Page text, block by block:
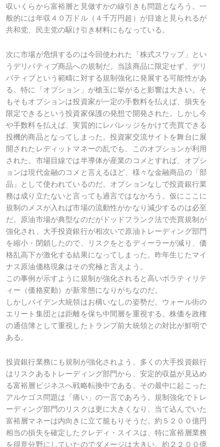
収いくらから富裕層と見做すかの線引きも問題となろう。一
般的には年収４０万ドル（４千万円超）が目途と見られるが
共和党、民主党の駆け引き材料にもなっている。
次に市場が危惧するのは今回使われた「株式スワップ」とい
うデリバティブ商品への規制だ。当該商品に限定せず、デリ
バティブという範疇に対する規制強化に発展する可能性があ
る。特に「オプション」が槍玉に挙がると影響は大きい。そ
もそもオプションは投資家が一定の手数料を払えば、損失を
限定できるという投資家保護の発想で開発された。しかし今
や手数料を払えば、実質的にレバレッジをかけて売買できる
投機的商品となってしまった。投資家交流サイトを舞台に展
開されたレディットマネーの乱でも、このオプションが利用
された。市場目線では半導体が産業のコメとすれば、オプシ
ョンは現代金融のコメと言えるほど、様々な金融商品の「部
品」として使われているのだ。オプションなしで投資銀行業
務は成り立たないと言っても過言ではなかろう。仮にここに
規制のメスが入れば市場の流動性がかなり減少するのは必至
だ。原油市場が典型なのだがドッドフランク法で売買規制が
強化され、大手投資銀行が相次いで原油トレーディング部門
を縮小・閉鎖したので、リスクをとるディーラーが減り、価
格乱高下が激化する結果になってしまった。昨年生じたマイ
ナス原油価格現象はその究極と言えよう。
この事例が示すように規制が強化されると高いボラティリテ
ィー（価格変動）が新常態になりがちなのだ。
しかしバイデン大統領はお構いなしの姿勢だ。ウォール街の
エリート集団とは距離を保ち中間層を重視する。株価を政権
の通信簿として重視したトランプ前大統領との対比が鮮明で
ある。
投資銀行業務にも規制が強化されよう。多くの大手投資銀行
はリスクあるトレーディング部門から、安定的収益が見込め
る富裕層ビジネスへ戦略転換中である。その最中に起こった
アルケゴス問題は「痛い」の一言であろう。規制強化でトレ
ーディング部門のリスクは更に大きくなり、当て込んでいた
富裕層マネーは内向きに立て籠もりそうだ。約５２００億円
相当の損失を確定したクレディ・スイスは、特に富裕層業務
を得意分野にしていたのでダメージは大きい。約２２００億